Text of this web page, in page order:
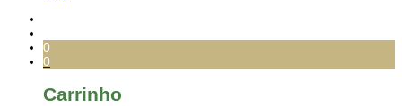
0
0
Carrinho